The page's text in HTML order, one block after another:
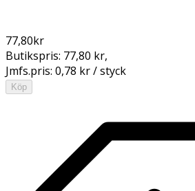
77,80kr
Butikspris: 77,80 kr,
Jmfs.pris: 0,78 kr / styck
Köp